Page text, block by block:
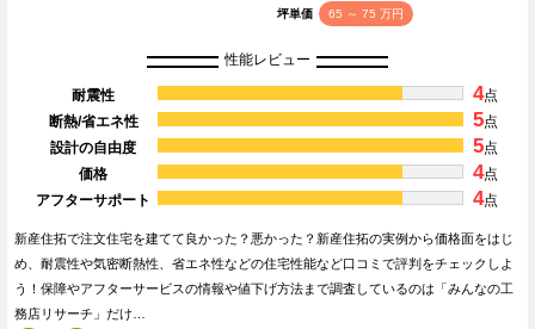
坪単価 65 ～ 75 万円
性能レビュー
耐震性 4点
断熱/省エネ性
5点
設計の自由度
5点
価格
4点
アフターサポート
4点
新産住拓で注文住宅を建てて良かった？悪かった？新産住拓の実例から価格面をはじ
め、耐震性や気密断熱性、省エネ性などの住宅性能など口コミで評判をチェックしよ
う！保障やアフターサービスの情報や値下げ方法まで調査しているのは「みんなの工
務店リサーチ」だけ…